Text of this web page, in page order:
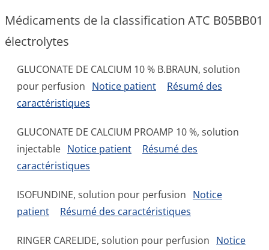
Médicaments de la classification ATC B05BB01
électrolytes
GLUCONATE DE CALCIUM 10 % B.BRAUN, solution
pour perfusion Notice patient
Résumé des
caractéristiques
GLUCONATE DE CALCIUM PROAMP 10 %, solution
injectable Notice patient
Résumé des
caractéristiques
ISOFUNDINE, solution pour perfusion Notice
patient
Résumé des caractéristiques
RINGER CARELIDE, solution pour perfusion Notice